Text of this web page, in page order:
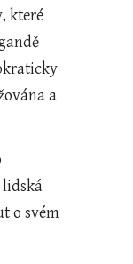
které
a
lidská
o svém